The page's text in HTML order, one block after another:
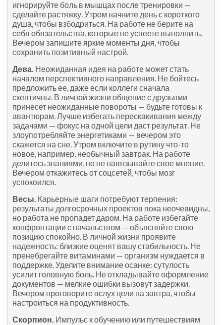
игнорируйте боль в мышцах после тренировки —
сделайте растяжку. Утром начните день с короткого
душа, чтобы взбодриться. На работе не берите на
себя обязательства, которые не успеете выполнить.
Вечером запишите яркие моменты дня, чтобы
сохранить позитивный настрой.
Дева. Неожиданная идея на работе может стать
началом перспективного направления. Не бойтесь
предложить ее, даже если коллеги сначала
скептичны. В личной жизни общение с друзьями
принесет неожиданные повороты — будьте готовы к
авантюрам. Лучше избегать перескакивания между
задачами — фокус на одной цели даст результат. Не
злоупотребляйте энергетиками — вечером это
скажется на сне. Утром включите в рутину что-то
новое, например, необычный завтрак. На работе
делитесь знаниями, но не навязывайте свое мнение.
Вечером откажитесь от соцсетей, чтобы мозг
успокоился.
Весы. Карьерные шаги потребуют терпения:
результаты долгосрочных проектов пока неочевидны,
но работа не пропадет даром. На работе избегайте
конфронтации с начальством — объясняйте свою
позицию спокойно. В личной жизни проявите
надежность: близкие оценят вашу стабильность. Не
пренебрегайте витаминами — организм нуждается в
поддержке. Уделите внимание осанке: сутулость
усилит головную боль. Не откладывайте оформление
документов — мелкие ошибки вызовут задержки.
Вечером проговорите вслух цели на завтра, чтобы
настроиться на продуктивность.
Скорпион. Импульс к обучению или путешествиям